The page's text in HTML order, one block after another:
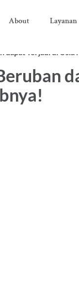
About Layanan
dapat Terjadi di Usia